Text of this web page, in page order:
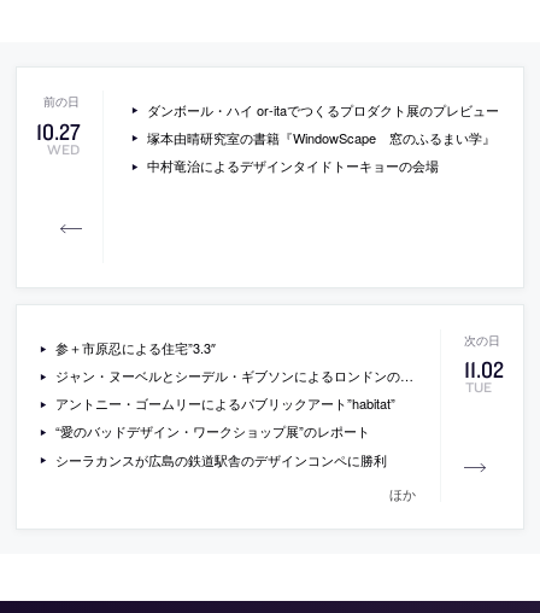
10.27
WED
ダンボール・ハイ or-itaでつくるプロダクト展のプレビュー
塚本由晴研究室の書籍『WindowScape 窓のふるまい学』
中村竜治によるデザインタイドトーキョーの会場
11.02
TUE
参＋市原忍による住宅”3.3″
ジャン・ヌーベルとシーデル・ギブソンによるロンドンの複合施設”One New Change”の写真
アントニー・ゴームリーによるパブリックアート”habitat”
“愛のバッドデザイン・ワークショップ展”のレポート
シーラカンスが広島の鉄道駅舎のデザインコンペに勝利
ほか